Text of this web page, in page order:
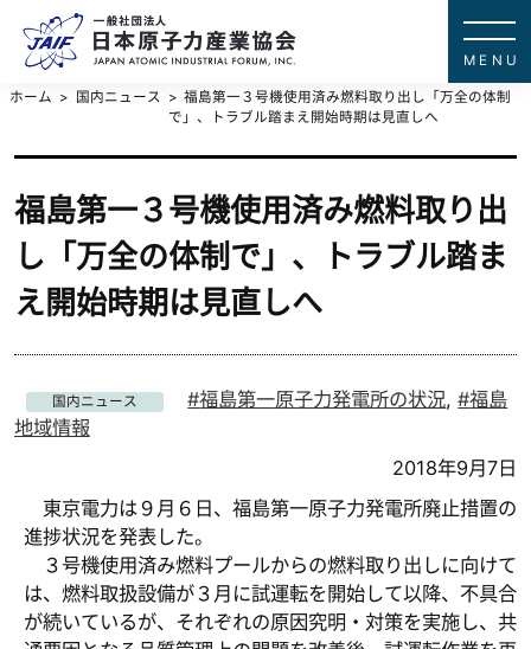
ホーム 国内ニュース
福島第一３号機使用済み燃料取り出し「万全の体制
で」、トラブル踏まえ開始時期は見直しへ
福島第一３号機使用済み燃料取り出
し「万全の体制で」、トラブル踏ま
え開始時期は見直しへ
国内ニュース 福島第一原子力発電所の状況, 福島
地域情報
2018年9月7日
東京電力は９月６日、福島第一原子力発電所廃止措置の
進捗状況を発表した。
３号機使用済み燃料プールからの燃料取り出しに向けて
は、燃料取扱設備が３月に試運転を開始して以降、不具合
が続いているが、それぞれの原因究明・対策を実施し、共